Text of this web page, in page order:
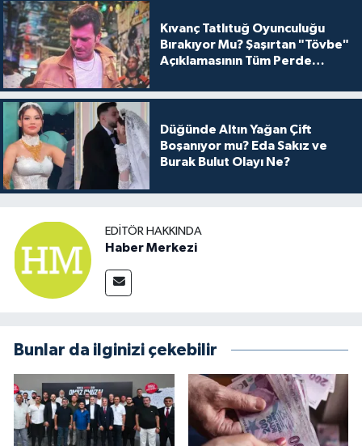
Kıvanç Tatlıtuğ Oyunculuğu
Bırakıyor Mu? Şaşırtan "Tövbe"
Açıklamasının Tüm Perde
Düğünde Altın Yağan Çift
Boşanıyor mu? Eda Sakız ve
Burak Bulut Olayı Ne?
EDITÖR HAKKINDA
Haber Merkezi
Bunlar da ilginizi çekebilir